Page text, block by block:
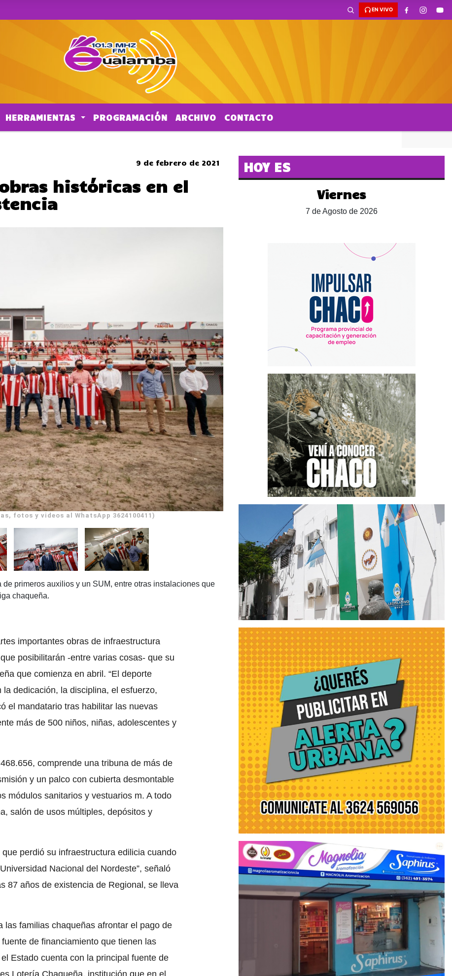
EN VIVO
HERRAMIENTAS PROGRAMACIÓN ARCHIVO CONTACTO
9 de febrero de 2021
históricas en el
fotos y videos al WhatsApp 3624100411)
primeros auxilios y un SUM, entre otras instalaciones que
chaqueña.
importantes obras de infraestructura
posibilitarán -entre varias cosas- que su
que comienza en abril. “El deporte
dedicación, la disciplina, el esfuerzo,
el mandatario tras habilitar las nuevas
más de 500 niños, niñas, adolescentes y
comprende una tribuna de más de
y un palco con cubierta desmontable
módulos sanitarios y vestuarios m. A todo
salón de usos múltiples, depósitos y
perdió su infraestructura edilicia cuando
Nacional del Nordeste”, señaló
87 años de existencia de Regional, se lleva
las familias chaqueñas afrontar el pago de
de financiamiento que tienen las
Estado cuenta con la principal fuente de
Lotería Chaqueña, institución que en el
HOY ES
Viernes
7 de Agosto de 2026